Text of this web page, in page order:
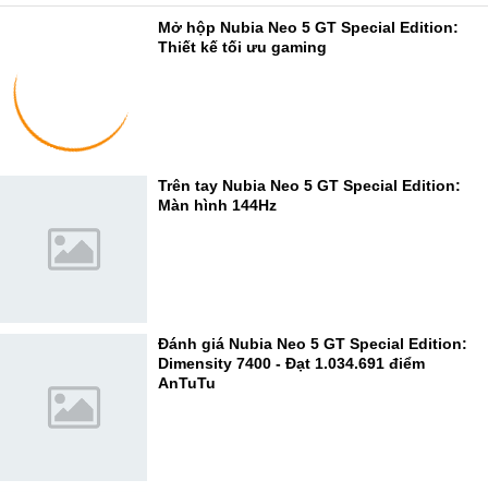
Mở hộp Nubia Neo 5 GT Special Edition:
Thiết kế tối ưu gaming
Trên tay Nubia Neo 5 GT Special Edition:
Màn hình 144Hz
Đánh giá Nubia Neo 5 GT Special Edition:
Dimensity 7400 - Đạt 1.034.691 điểm
AnTuTu